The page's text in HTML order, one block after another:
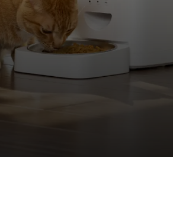
des odeurs 4 fois